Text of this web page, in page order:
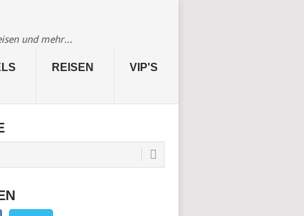
und mehr...
REISEN VIP'S